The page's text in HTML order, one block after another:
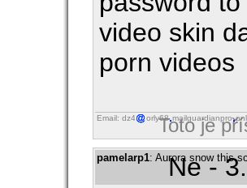
video skin
porn videos
Email: dz4 orly68 mailguardianpro
Toto je
pamelarp1: Aurora snow this
Ne -